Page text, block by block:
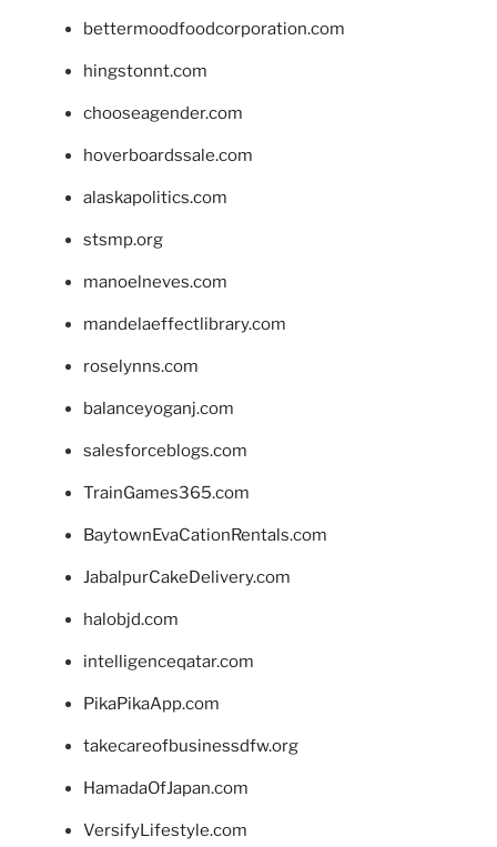
bettermoodfoodcorporation.com
hingstonnt.com
chooseagender.com
hoverboardssale.com
alaskapolitics.com
stsmp.org
manoelneves.com
mandelaeffectlibrary.com
roselynns.com
balanceyoganj.com
salesforceblogs.com
TrainGames365.com
BaytownEvaCationRentals.com
JabalpurCakeDelivery.com
halobjd.com
intelligenceqatar.com
PikaPikaApp.com
takecareofbusinessdfw.org
HamadaOfJapan.com
VersifyLifestyle.com